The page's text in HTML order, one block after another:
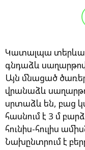
Կատալպա
գնդաձև սաղարթով
Այն մնացած
վրանաձև
սրտաձև են, բաց
հասնում է 3 մ
հունիս-հուլիս
Նախընտրում է